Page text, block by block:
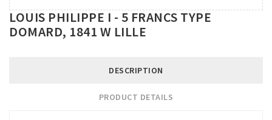
LOUIS PHILIPPE I - 5 FRANCS TYPE
DOMARD, 1841 W LILLE
DESCRIPTION
PRODUCT DETAILS